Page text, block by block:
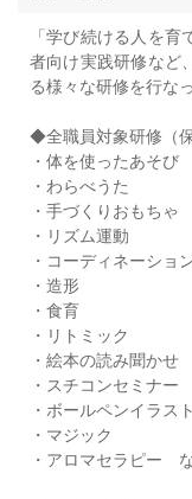
「学び続ける人を
者向け実践研修など
る様々な研修を行な
◆全職員対象研修（
・体を使ったあそび
・わらべうた
・手づくりおもちゃ
・リズム運動
・コーディネーショ
・造形
・食育
・リトミック
・絵本の読み聞かせ
・スチコンセミナー
・ボールペンイラスト
・マジック
・アロマセラピー